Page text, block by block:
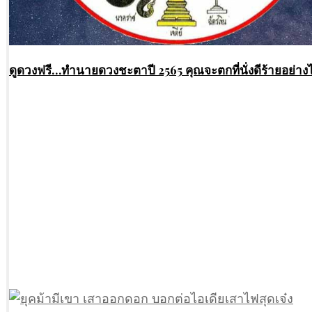
ดูดวงฟรี…ทํานายดวงชะตาปี 2565 คุณจะตกที่นั่งดีร้ายอย่าง